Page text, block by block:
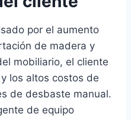
por el aumento
de madera y
mobiliario, el cliente
los altos costos de
de desbaste manual.
de equipo